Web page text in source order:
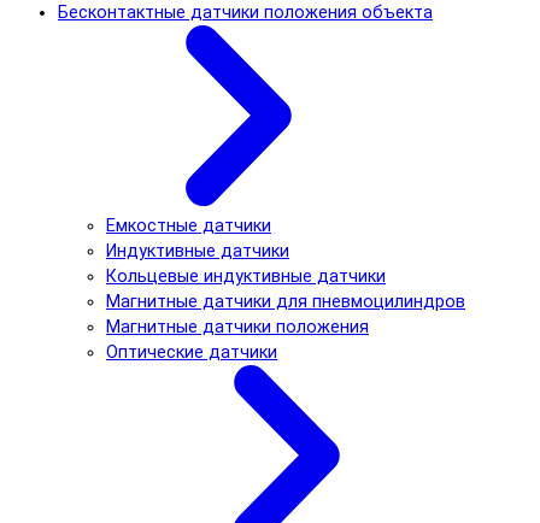
Бесконтактные датчики положения объекта
Емкостные датчики
Индуктивные датчики
Кольцевые индуктивные датчики
Магнитные датчики для пневмоцилиндров
Магнитные датчики положения
Оптические датчики